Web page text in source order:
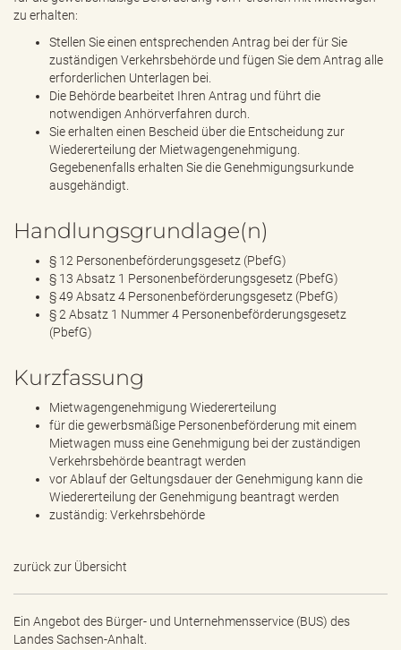
zu erhalten:
Stellen Sie einen entsprechenden Antrag bei der für Sie
zuständigen Verkehrsbehörde und fügen Sie dem Antrag alle
erforderlichen Unterlagen bei.
Die Behörde bearbeitet Ihren Antrag und führt die
notwendigen Anhörverfahren durch.
Sie erhalten einen Bescheid über die Entscheidung zur
Wiedererteilung der Mietwagengenehmigung.
Gegebenenfalls erhalten Sie die Genehmigungsurkunde
ausgehändigt.
Handlungsgrundlage(n)
§ 12 Personenbeförderungsgesetz (PbefG)
§ 13 Absatz 1 Personenbeförderungsgesetz (PbefG)
§ 49 Absatz 4 Personenbeförderungsgesetz (PbefG)
§ 2 Absatz 1 Nummer 4 Personenbeförderungsgesetz
(PbefG)
Kurzfassung
Mietwagengenehmigung Wiedererteilung
für die gewerbsmäßige Personenbeförderung mit einem
Mietwagen muss eine Genehmigung bei der zuständigen
Verkehrsbehörde beantragt werden
vor Ablauf der Geltungsdauer der Genehmigung kann die
Wiedererteilung der Genehmigung beantragt werden
zuständig: Verkehrsbehörde
zurück zur Übersicht
Ein Angebot des Bürger- und Unternehmensservice (BUS) des
Landes Sachsen-Anhalt.